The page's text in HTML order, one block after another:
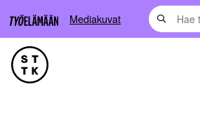
Mediakuvat